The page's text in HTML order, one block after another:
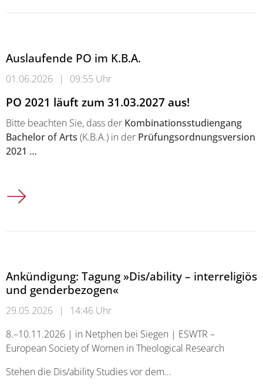
Auslaufende PO im K.B.A.
01.06.2026 | 09:55 Uhr
PO 2021 läuft zum 31.03.2027 aus!
Bitte beachten Sie, dass der Kombinationsstudiengang
Bachelor of Arts (K.B.A.) in der Prüfungsordnungsversion
2021 …
Auslaufende PO im K.B.A.
Ankündigung: Tagung »Dis/ability – interreligiös
und genderbezogen«
29.05.2026 |
14:46 Uhr
8.–10.11.2026 | in Netphen bei Siegen | ESWTR –
European Society of Women in Theological Research
Stehen die Dis/ability Studies vor dem…